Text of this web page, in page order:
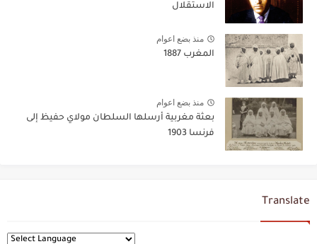
الاستقلال
منذ بضع اعوام
المغرب 1887
منذ بضع اعوام
بعثة مغربية أرسلها السلطان مولاي حفيظ إلى
فرنسا 1903
Translate